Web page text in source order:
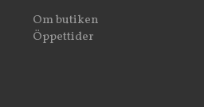
Om butiken
Öppettider